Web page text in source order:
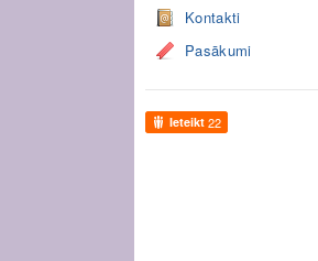
Kontakti
Pasākumi
Ieteikt 22